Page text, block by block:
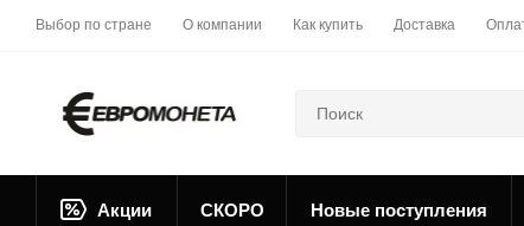
Выбор по стране О компании Как купить Доставка
Акции СКОРО Новые поступления